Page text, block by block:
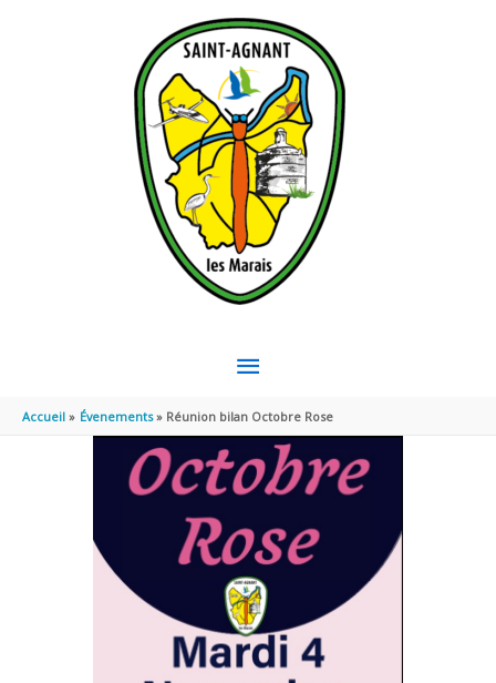
MENU
PRINCIPAL
Accueil Évenements Réunion bilan Octobre Rose